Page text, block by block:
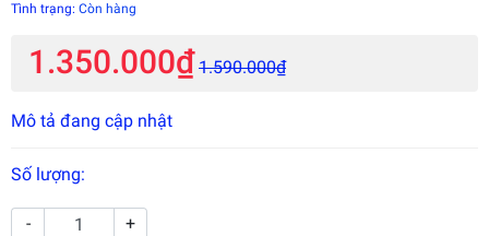
Tình trạng: Còn hàng
1.350.000₫ 1.590.000₫
Mô tả đang cập nhật
Số lượng:
- +